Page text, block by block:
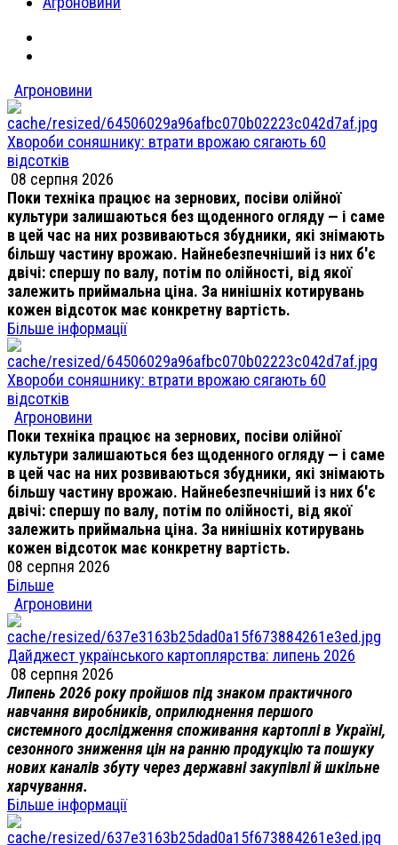
Агроновини
Хвороби соняшнику: втрати врожаю сягають 60
відсотків
08 серпня 2026
Поки техніка працює на зернових, посіви олійної
культури залишаються без щоденного огляду — і саме
в цей час на них розвиваються збудники, які знімають
більшу частину врожаю. Найнебезпечніший із них б'є
двічі: спершу по валу, потім по олійності, від якої
залежить приймальна ціна. За нинішніх котирувань
кожен відсоток має конкретну вартість.
Більше інформації
Хвороби соняшнику: втрати врожаю сягають 60
відсотків
Агроновини
Поки техніка працює на зернових, посіви олійної
культури залишаються без щоденного огляду — і саме
в цей час на них розвиваються збудники, які знімають
більшу частину врожаю. Найнебезпечніший із них б'є
двічі: спершу по валу, потім по олійності, від якої
залежить приймальна ціна. За нинішніх котирувань
кожен відсоток має конкретну вартість.
08 серпня 2026
Більше
Агроновини
Дайджест українського картоплярства: липень 2026
08 серпня 2026
Липень 2026 року пройшов під знаком практичного
навчання виробників, оприлюднення першого
системного дослідження споживання картоплі в Україні,
сезонного зниження цін на ранню продукцію та пошуку
нових каналів збуту через державні закупівлі й шкільне
харчування.
Більше інформації